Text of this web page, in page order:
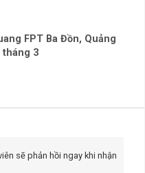
FPT Ba Đồn, Quảng
tháng 3
sẽ phản hồi ngay khi nhận